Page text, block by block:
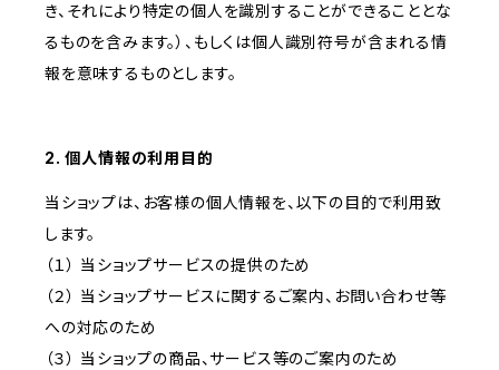
き、それにより特定の個人を識別することができることとな
るものを含みます。）、もしくは個人識別符号が含まれる情
報を意味するものとします。
2. 個人情報の利用目的
当ショップは、お客様の個人情報を、以下の目的で利用致
します。
（１） 当ショップサービスの提供のため
（２） 当ショップサービスに関するご案内、お問い合わせ等
への対応のため
（３） 当ショップの商品、サービス等のご案内のため